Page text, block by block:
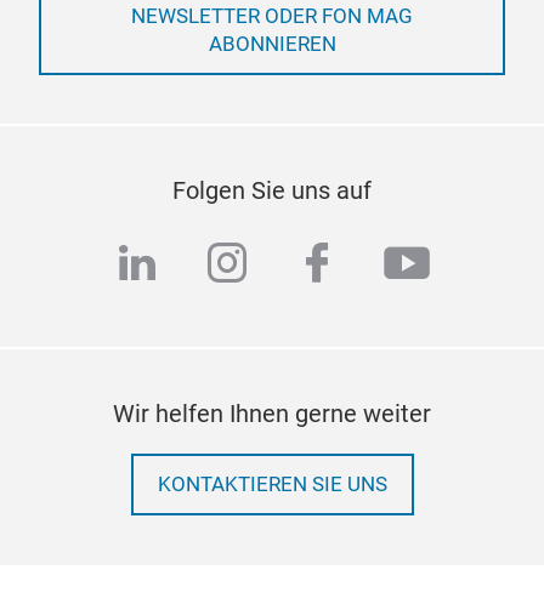
NEWSLETTER ODER FON MAG
ABONNIEREN
Folgen Sie uns auf
linkedininstagram
facebook
Wir helfen Ihnen gerne weiter
KONTAKTIEREN SIE UNS